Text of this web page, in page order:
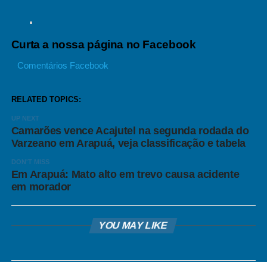
Curta a nossa página no Facebook
Comentários Facebook
RELATED TOPICS:
UP NEXT
Camarões vence Acajutel na segunda rodada do
Varzeano em Arapuá, veja classificação e tabela
DON'T MISS
Em Arapuá: Mato alto em trevo causa acidente
em morador
YOU MAY LIKE